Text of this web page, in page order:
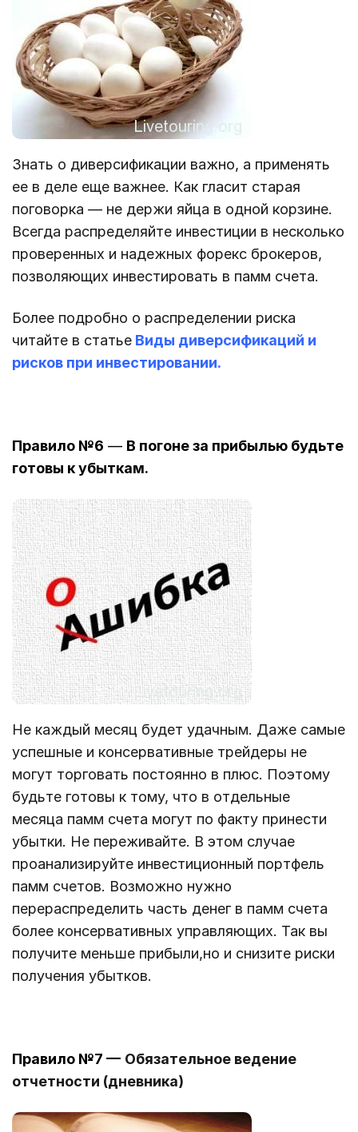
Знать о диверсификации важно, а применять
ее в деле еще важнее. Как гласит старая
поговорка — не держи яйца в одной корзине.
Всегда распределяйте инвестиции в несколько
проверенных и надежных форекс брокеров,
позволяющих инвестировать в памм счета.
Более подробно о распределении риска
читайте в статье Виды диверсификаций и
рисков при инвестировании.
Правило №6 — В погоне за прибылью будьте
готовы к убыткам.
Не каждый месяц будет удачным. Даже самые
успешные и консервативные трейдеры не
могут торговать постоянно в плюс. Поэтому
будьте готовы к тому, что в отдельные
месяца памм счета могут по факту принести
убытки. Не переживайте. В этом случае
проанализируйте инвестиционный портфель
памм счетов. Возможно нужно
перераспределить часть денег в памм счета
более консервативных управляющих. Так вы
получите меньше прибыли,но и снизите риски
получения убытков.
Правило №7 — Обязательное ведение
отчетности (дневника)